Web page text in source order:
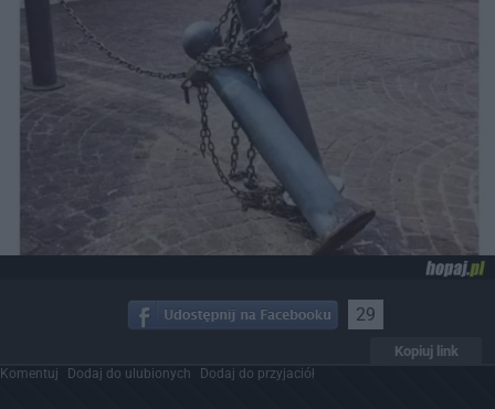
29
Kopiuj link
Komentuj Dodaj do ulubionych Dodaj do przyjaciół